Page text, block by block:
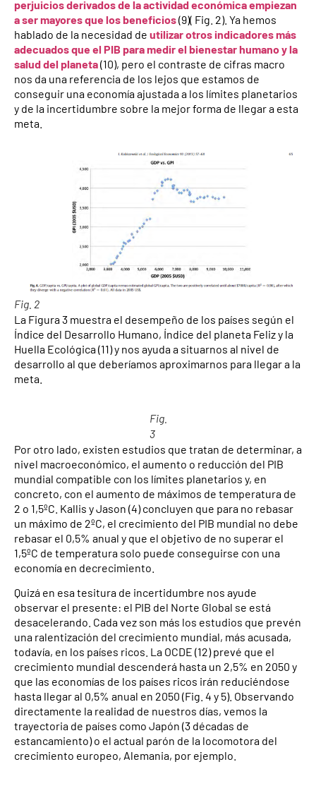
perjuicios derivados de la actividad económica empiezan
a ser mayores que los beneficios(9)( Fig. 2). Ya hemos
hablado de la necesidad de utilizar otros indicadores más
adecuados que el PIB para medir el bienestar humano y la
salud del planeta(10), pero el contraste de cifras macro
nos da una referencia de los lejos que estamos de
conseguir una economía ajustada a los límites planetarios
y de la incertidumbre sobre la mejor forma de llegar a esta
meta.
Fig. 2
La Figura 3 muestra el desempeño de los países según el
Índice del Desarrollo Humano, Índice del planeta Feliz y la
Huella Ecológica (11) y nos ayuda a situarnos al nivel de
desarrollo al que deberíamos aproximarnos para llegar a la
meta.
Fig.
3
Por otro lado, existen estudios que tratan de determinar, a
nivel macroeconómico, el aumento o reducción del PIB
mundial compatible con los límites planetarios y, en
concreto, con el aumento de máximos de temperatura de
2 o 1,5ºC. Kallis y Jason (4) concluyen que para no rebasar
un máximo de 2ºC, el crecimiento del PIB mundial no debe
rebasar el 0,5% anual y que el objetivo de no superar el
1,5ºC de temperatura solo puede conseguirse con una
economía en decrecimiento.
Quizá en esa tesitura de incertidumbre nos ayude
observar el presente: el PIB del Norte Global se está
desacelerando. Cada vez son más los estudios que prevén
una ralentización del crecimiento mundial, más acusada,
todavía, en los países ricos. La OCDE (12) prevé que el
crecimiento mundial descenderá hasta un 2,5% en 2050 y
que las economías de los países ricos irán reduciéndose
hasta llegar al 0,5% anual en 2050 (Fig. 4 y 5). Observando
directamente la realidad de nuestros días, vemos la
trayectoria de países como Japón (3 décadas de
estancamiento) o el actual parón de la locomotora del
crecimiento europeo, Alemania, por ejemplo.